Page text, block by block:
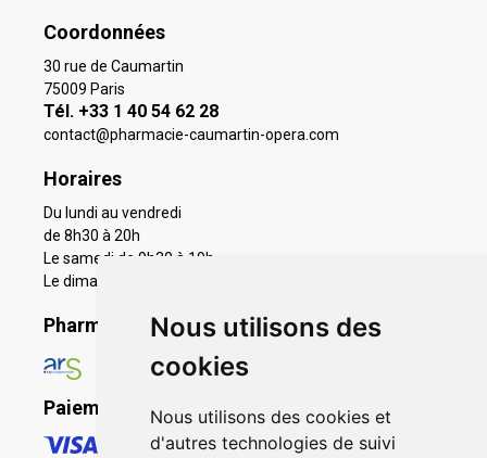
Nous utilisons des
cookies
Nous utilisons des cookies et
d'autres technologies de suivi
Coordonnées
30 rue de Caumartin
75009 Paris
Tél. +33 1 40 54 62 28
contact@pharmacie-caumartin-opera.com
Horaires
Du lundi au vendredi
de 8h30 à 20h
Le samedi de 9h30 à 19h
Le dimanche 11h à 19h
Pharmacie en ligne agréée
Paiement sécurisé